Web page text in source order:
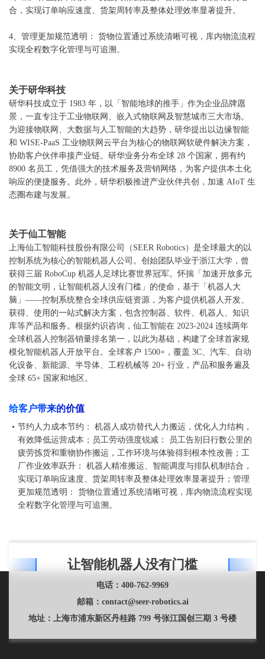
合，实现订单响应速度、货架周转率及整体处理效率显著提升。
4、管理更加规范透明： 货物位置通过系统清晰可视，库内物流流程
实现全程数字化管理与可追溯。
关于研华科技
研华科技成立于 1983 年，以「智能地球的推手」作为企业品牌愿
景，一直专注于工业物联网、嵌入式物联网及智慧城市三大市场。
为迎接物联网、大数据与人工智能的大趋势，研华提出以边缘智能
和 WISE-PaaS 工业物联网云平台为核心的物联网软硬件解决方案，
协助客户伙伴串接产业链。研华业务分布全球 28 个国家，拥有约
8900 名员工，凭借强大的技术服务及营销网络，为客户提供本土化
响应的便捷服务。此外，研华积极推进产业伙伴共创，加速 AIoT 生
态圈布建与发展。
关于仙工智能
上海仙工智能科技股份有限公司（SEER Robotics）是全球最大的以
控制系统为核心的智能机器人公司。创始团队毕业于浙江大学，曾
获得三届 RoboCup 机器人足球比赛世界冠军。怀揣「加速开放多元
的智能文明，让智能机器人没有门槛」的使命，基于「机器人大
脑」——控制系统整合全球供应链资源，为客户提供机器人开发、
获得、使用的一站式解决方案，包含控制器、软件、机器人、知识
库等产品和服务。根据灼识咨询，仙工智能在 2023-2024 连续两年
全球机器人控制器销量排名第一，以此为基础，构建了全球首家规
模化智能机器人开放平台。全球客户 1500+，覆盖 3C、汽车、自动
化设备、新能源、半导体、工程机械等 20+ 行业，产品和服务遍及
全球 65+ 国家和地区。
给客户带来的价值
• 节约人力成本节约： 机器人成功替代人力搬运，优化人力结构，
有效降低运营成本；员工劳动强度锐减： 员工告别日行数公里的
疲劳拣货和重物协作搬运，工作环境与体验得到根本性改善；工
厂作业效率跃升： 机器人精准搬运、智能调度与排队机制结合，
实现订单响应速度、货架周转率及整体处理效率显著提升；管理
更加规范透明： 货物位置通过系统清晰可视，库内物流流程实现
全程数字化管理与可追溯。
让智能机器人没有门槛
电话： 400-762-9969
邮箱： contact@seer-robotics.ai
地址： 上海市浦东新区丹桂路 799 号张江国创三期 3 号楼